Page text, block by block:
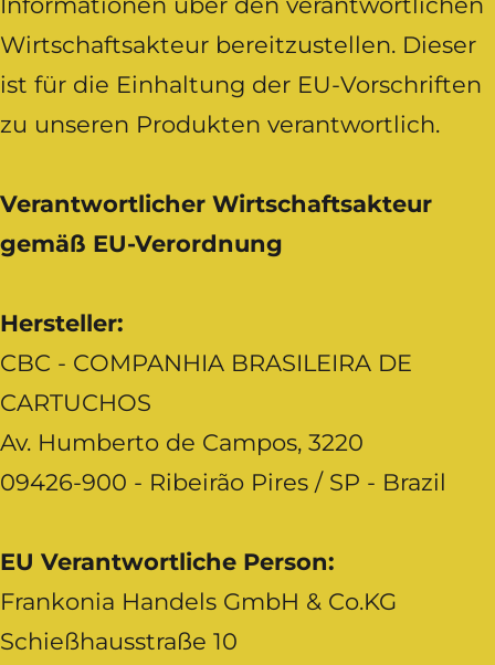
Wirtschaftsakteur bereitzustellen. Dieser
ist für die Einhaltung der EU-Vorschriften
zu unseren Produkten verantwortlich.
Verantwortlicher Wirtschaftsakteur
gemäß EU-Verordnung
Hersteller:
CBC - COMPANHIA BRASILEIRA DE
CARTUCHOS
Av. Humberto de Campos, 3220
09426-900 - Ribeirão Pires / SP - Brazil
EU Verantwortliche Person:
Frankonia Handels GmbH & Co.KG
Schießhausstraße 10